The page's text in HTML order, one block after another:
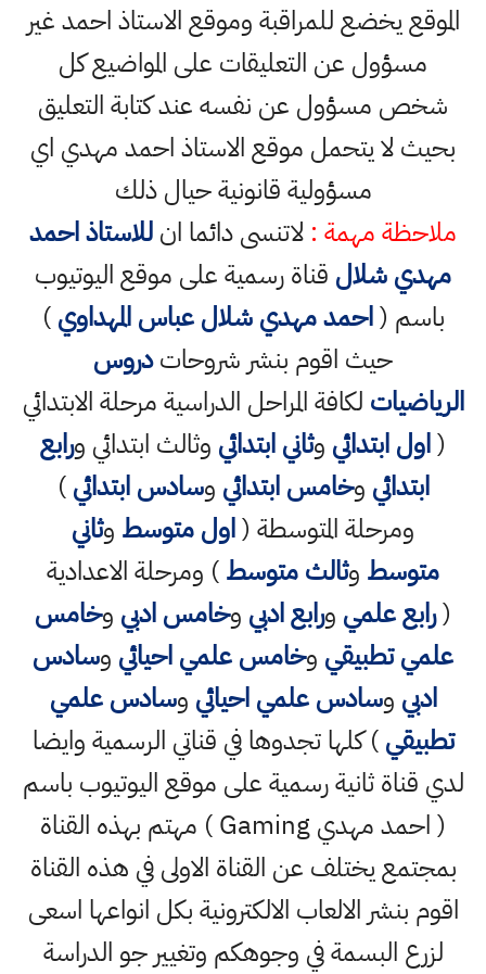
الموقع يخضع للمراقبة وموقع الاستاذ احمد غير
مسؤول عن التعليقات على المواضيع كل
شخص مسؤول عن نفسه عند كتابة التعليق
بحيث لا يتحمل موقع الاستاذ احمد مهدي اي
مسؤولية قانونية حيال ذلك
ملاحظة مهمة : لاتنسى دائما انللاستاذ احمد
مهدي شلال قناة رسمية على موقع اليوتيوب
باسم (احمد مهدي شلال عباس المهداوي)
حيث اقوم بنشر شروحاتدروس
الرياضيات لكافة المراحل الدراسية مرحلة الابتدائي
(اول ابتدائي وثاني ابتدائي وثالث ابتدائي ورابع
ابتدائي وخامس ابتدائي وسادس ابتدائي)
ومرحلة المتوسطة (اول متوسط وثاني
متوسط وثالث متوسط) ومرحلة الاعدادية
(رابع علمي ورابع ادبي وخامس ادبي وخامس
علمي تطبيقي وخامس علمي احيائي وسادس
ادبي وسادس علمي احيائي وسادس علمي
تطبيقي) كلها تجدوها في قناتي الرسمية وايضا
لدي قناة ثانية رسمية على موقع اليوتيوب باسم
( احمد مهدي Gaming ) مهتم بهذه القناة
بمجتمع يختلف عن القناة الاولى في هذه القناة
اقوم بنشر الالعاب الالكترونية بكل انواعها اسعى
لزرع البسمة في وجوهكم وتغيير جو الدراسة